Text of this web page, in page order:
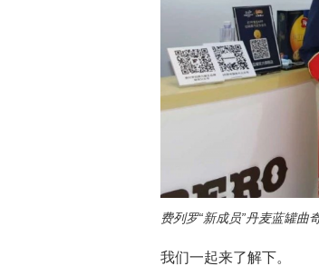
费列罗“新成员”丹麦蓝罐曲
我们一起来了解下。